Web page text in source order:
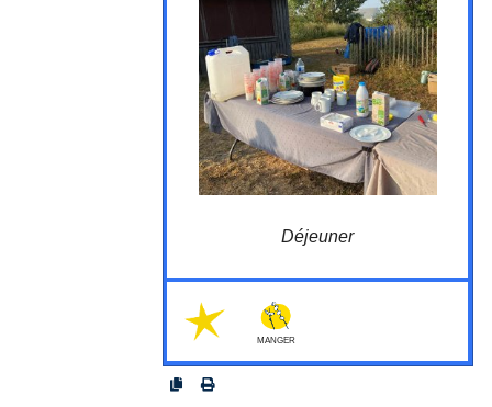
Déjeuner
MANGER
l'expérience vécue.
Cela dit, certains points de vigilance sont à
prendre en compte
Nécéssite de se lever plus tôt
que les
participants (d'où l'interêt de faire appel à
qqn d'autre qui n'a pas encadré la soirée de
la veillle)
Certains participants aurons
hâte de rentrer
prendre une douche ou se changer
Les levers
se feront certainement
au
compte goutte
Ne prévoyez rien de contraignant car
la nuit
premières lueurs) et relativement froide en
fonction de l'équipement à disposition
pour faire une comparaison avant/après
osonslanuit.be/?Dejeuner